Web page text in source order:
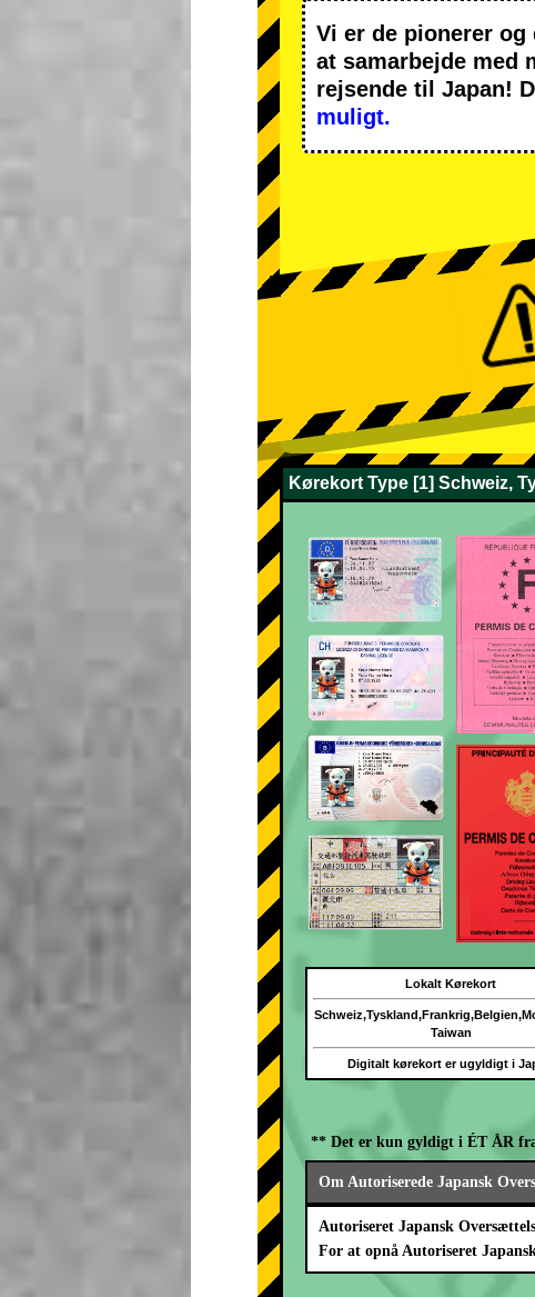
Vi er de pionerer og
at samarbejde med
rejsende til Japan!
muligt.
Kørekort Type [1] Schweiz,
Lokalt Kørekort
Taiwan
Digitalt kørekort er ugyldigt i
** Det er kun gyldigt i ÉT ÅR
Om Autoriserede Japansk
Autoriseret Japansk
For at opnå Autoriseret